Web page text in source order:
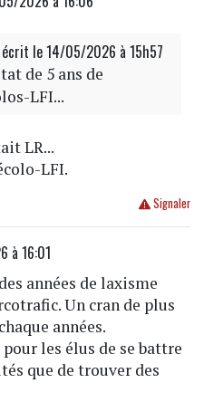
le 14/05/2026 à 15h57
de 5 ans de
LFI...
LR...
LFI.
Signaler
à 16:01
années de laxisme
Un cran de plus
années.
les élus de se battre
que de trouver des